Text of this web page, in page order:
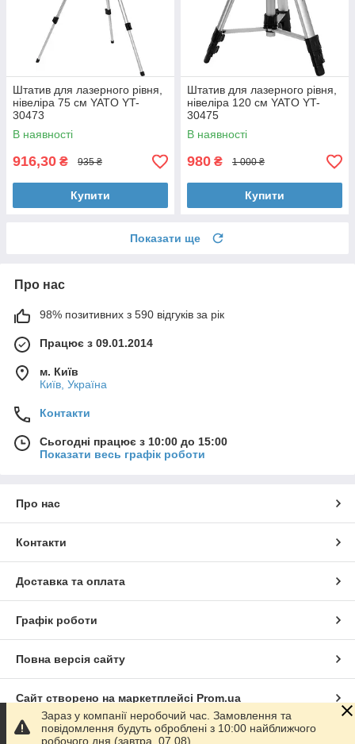
Штатив для лазерного рівня,
нівеліра 75 см YATO YT-
30473
В наявності
916,30 ₴ 935 ₴
Купити
Штатив для лазерного рівня,
нівеліра 120 см YATO YT-
30475
В наявності
980 ₴ 1 000 ₴
Купити
Показати ще
Про нас
98% позитивних з 590 відгуків за рік
Працює з 09.01.2014
м. Київ
Київ, Україна
Контакти
Сьогодні працює з 10:00 до 15:00
Показати весь графік роботи
Про нас
Контакти
Доставка та оплата
Графік роботи
Повна версія сайту
Сайт створено на маркетплейсі Prom.ua
Політика конфіденційності
Зараз у компанії неробочий час. Замовлення та
повідомлення будуть оброблені з 10:00 найближчого
робочого дня (завтра, 07.08).